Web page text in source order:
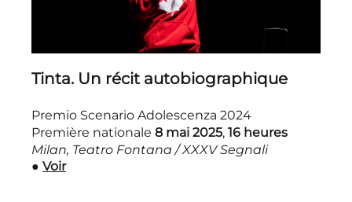
Tinta. Un récit autobiographique
Premio Scenario Adolescenza 2024
Première nationale 8 mai 2025, 16 heures
Milan, Teatro Fontana / XXXV Segnali
● Voir